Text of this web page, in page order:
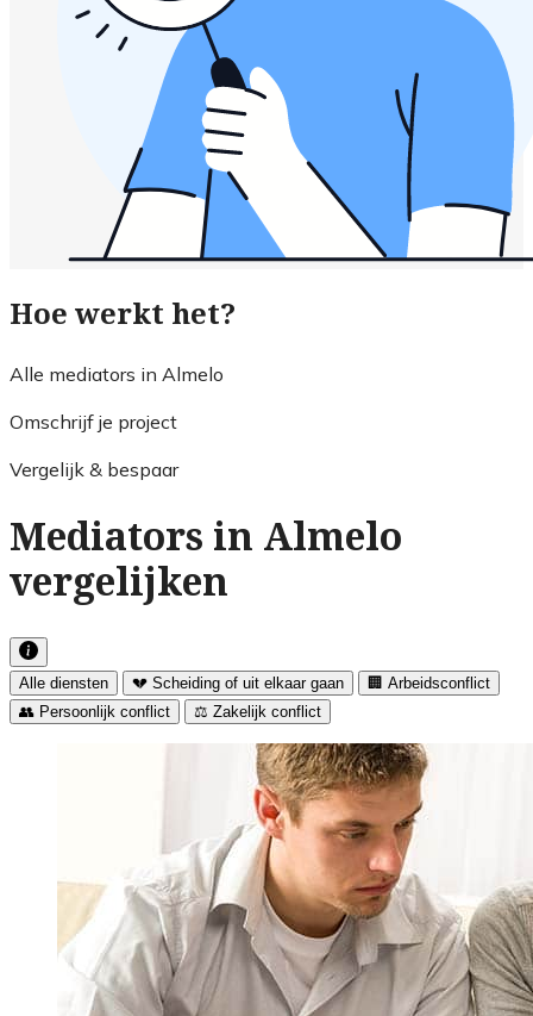
Hoe werkt het?
Alle mediators in Almelo
Omschrijf je project
Vergelijk & bespaar
Mediators in Almelo
vergelijken
Alle diensten 💔 Scheiding of uit elkaar gaan
🏢 Arbeidsconflict
👥 Persoonlijk conflict
⚖️ Zakelijk conflict